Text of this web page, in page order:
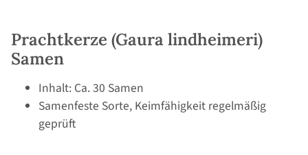
Prachtkerze (Gaura lindheimeri)
Samen
Inhalt: Ca. 30 Samen
Samenfeste Sorte, Keimfähigkeit regelmäßig
geprüft